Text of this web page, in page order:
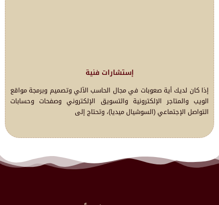
إستشارات فنية
إذا كان لديك أية صعوبات في مجال الحاسب الآلي وتصميم وبرمجة مواقع
الويب والمتاجر الإلكترونية والتسويق الإلكتروني وصفحات وحسابات
التواصل الإجتماعي (السوشيال ميديا)، وتحتاج إلى